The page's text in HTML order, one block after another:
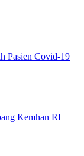
Pasien Covid-19
Kemhan RI